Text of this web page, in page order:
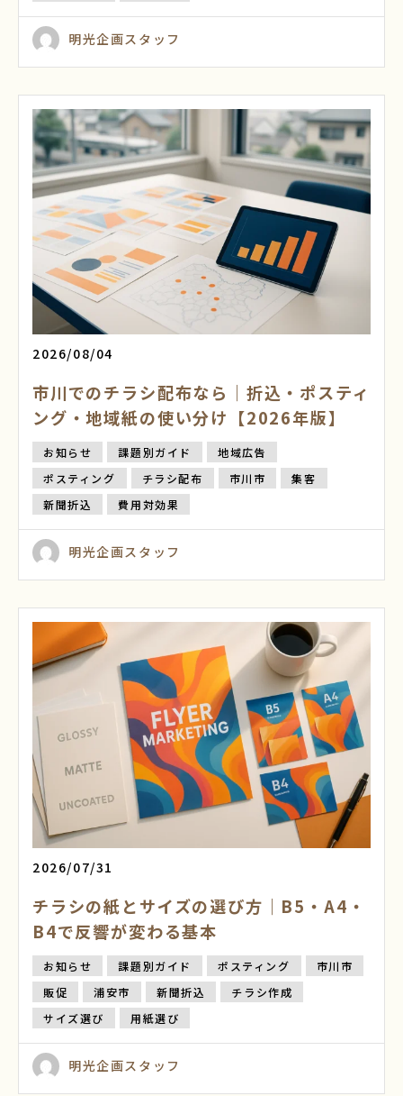
明光企画スタッフ
2026/08/04
市川でのチラシ配布なら｜折込・ポスティ
ング・地域紙の使い分け【2026年版】
お知らせ 課題別ガイド
地域広告
ポスティング
チラシ配布 市川市
集客
新聞折込
費用対効果
明光企画スタッフ
2026/07/31
チラシの紙とサイズの選び方｜B5・A4・
B4で反響が変わる基本
お知らせ 課題別ガイド ポスティング
市川市
販促
浦安市 新聞折込
チラシ作成
サイズ選び
用紙選び
明光企画スタッフ